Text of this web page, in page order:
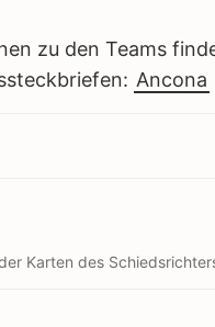
zu den Teams
Ancona
Karten des